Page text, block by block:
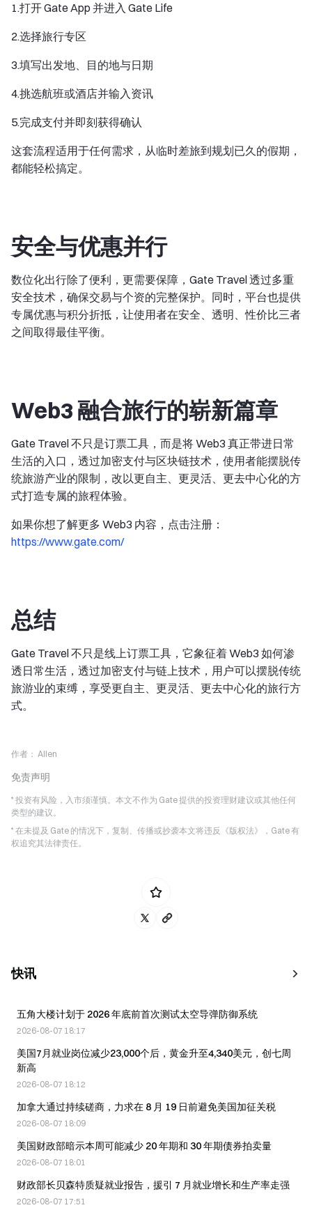
1.打开 Gate App 并进入 Gate Life
2.选择旅行专区
3.填写出发地、目的地与日期
4.挑选航班或酒店并输入资讯
5.完成支付并即刻获得确认
这套流程适用于任何需求，从临时差旅到规划已久的假期，
都能轻松搞定。
安全与优惠并行
数位化出行除了便利，更需要保障，Gate Travel 透过多重
安全技术，确保交易与个资的完整保护。同时，平台也提供
专属优惠与积分折抵，让使用者在安全、透明、性价比三者
之间取得最佳平衡。
Web3 融合旅行的崭新篇章
Gate Travel 不只是订票工具，而是将 Web3 真正带进日常
生活的入口，透过加密支付与区块链技术，使用者能摆脱传
统旅游产业的限制，改以更自主、更灵活、更去中心化的方
式打造专属的旅程体验。
如果你想了解更多 Web3 内容，点击注册：
https://www.gate.com/
总结
Gate Travel 不只是线上订票工具，它象征着 Web3 如何渗
透日常生活，透过加密支付与链上技术，用户可以摆脱传统
旅游业的束缚，享受更自主、更灵活、更去中心化的旅行方
式。
作者： Allen
免责声明
* 投资有风险，入市须谨慎。本文不作为 Gate 提供的投资理财建议或其他任何
类型的建议。
* 在未提及 Gate 的情况下，复制、传播或抄袭本文将违反《版权法》，Gate 有
权追究其法律责任。
快讯
五角大楼计划于 2026 年底前首次测试太空导弹防御系统
2026-08-07 18:17
美国7月就业岗位减少23,000个后，黄金升至4,340美元，创七周
新高
2026-08-07 18:12
加拿大通过持续磋商，力求在 8 月 19 日前避免美国加征关税
2026-08-07 18:09
美国财政部暗示本周可能减少 20 年期和 30 年期债券拍卖量
2026-08-07 18:01
财政部长贝森特质疑就业报告，援引 7 月就业增长和生产率走强
2026-08-07 17:51